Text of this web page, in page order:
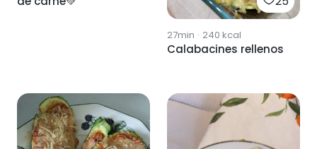
27min · 240 kcal
Calabacines rellenos